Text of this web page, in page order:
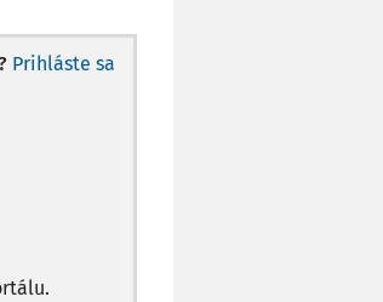
Prihláste sa